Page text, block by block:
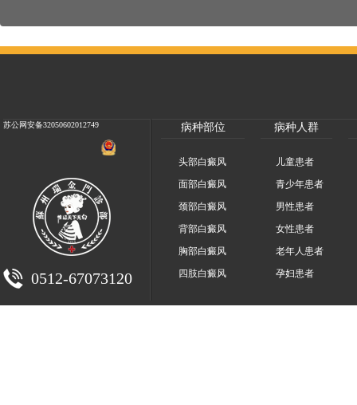
苏公网安备32050602012749
0512-67073120
病种部位 病种人群
头部白癜风
面部白癜风
颈部白癜风
背部白癜风
胸部白癜风
四肢白癜风
儿童患者
青少年患者
男性患者
女性患者
老年人患者
孕妇患者